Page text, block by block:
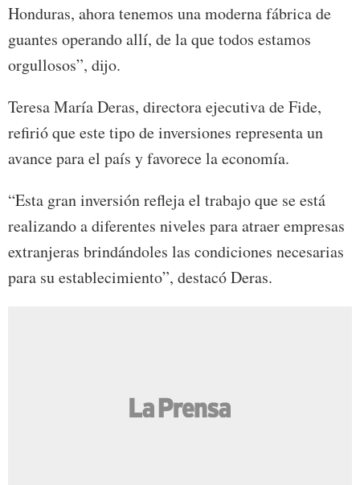
Honduras, ahora tenemos una moderna fábrica de
guantes operando allí, de la que todos estamos
orgullosos”, dijo.
Teresa María Deras, directora ejecutiva de Fide,
refirió que este tipo de inversiones representa un
avance para el país y favorece la economía.
“Esta gran inversión refleja el trabajo que se está
realizando a diferentes niveles para atraer empresas
extranjeras brindándoles las condiciones necesarias
para su establecimiento”, destacó Deras.